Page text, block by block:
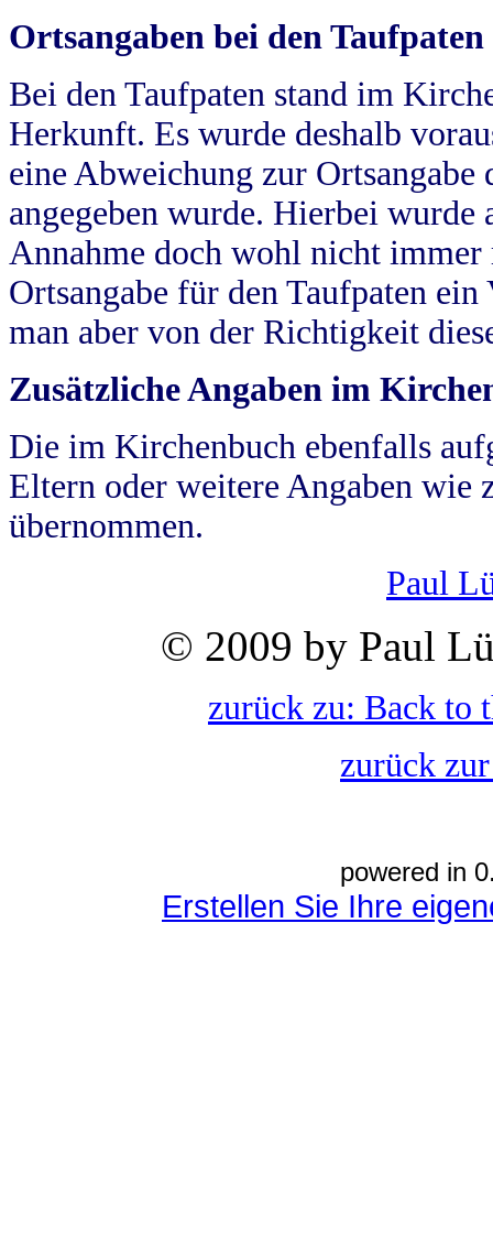
Ortsangaben bei den Taufpaten
Bei den Taufpaten stand im
Herkunft. Es wurde deshalb
eine Abweichung zur
angegeben wurde. Hierbei wurde
Annahme doch wohl nicht
Ortsangabe für den Taufpaten
man aber von der Richtigkeit
Zusätzliche Angaben im
Die im Kirchenbuch ebenfalls
Eltern oder weitere Angaben wie
übernommen.
Paul
© 2009 by Paul
zurück zu: Back to
zurück
powered in
Erstellen Sie Ihre